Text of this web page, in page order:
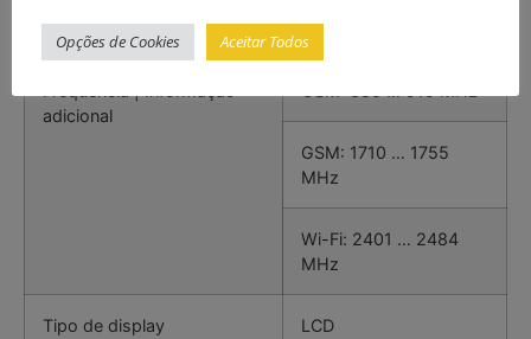
Frequência 50 … 8000 MHz
adicional
GSM: 1710 … 1755
MHz
Wi-Fi: 2401 … 2484
MHz
Tipo de display LCD
Opções de Cookies Aceitar Todos